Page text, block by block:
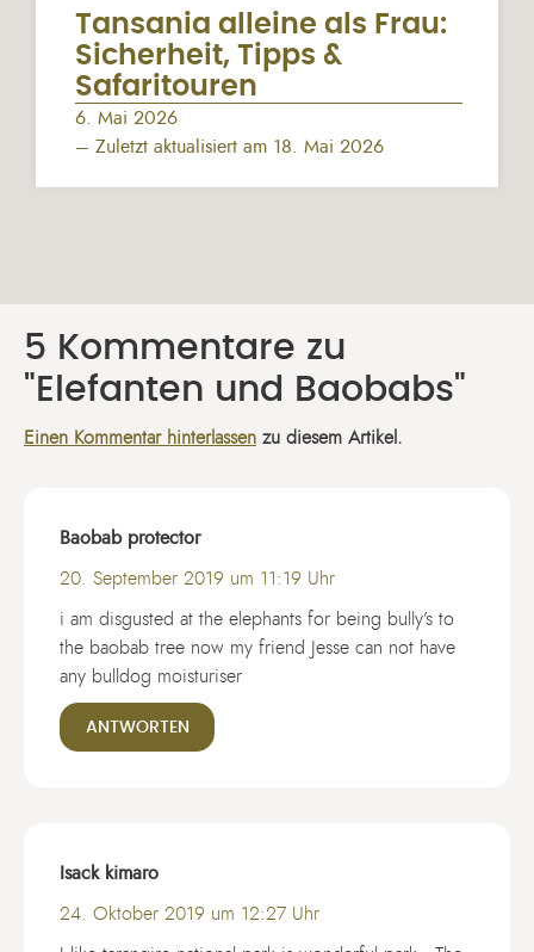
Tansania alleine als Frau:
Sicherheit, Tipps &
Safaritouren
6. Mai 2026
– Zuletzt aktualisiert am 18. Mai 2026
5 Kommentare zu
"Elefanten und Baobabs"
Einen Kommentar hinterlassen zu diesem Artikel.
Baobab protector
20. September 2019 um 11:19 Uhr
i am disgusted at the elephants for being bully’s to
the baobab tree now my friend Jesse can not have
any bulldog moisturiser
ANTWORTEN
Isack kimaro
24. Oktober 2019 um 12:27 Uhr